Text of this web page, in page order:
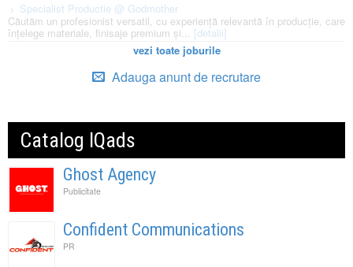
Specialist Productie @ Godmother
Căutăm un profesionist versatil, cu experiență relevantă în producție, care
înțelege materiale, finisaje premium și... [detalii]
vezi toate joburile
Adauga anunt de recrutare
Catalog IQads
Ghost Agency
Publicitate
Confident Communications
PR